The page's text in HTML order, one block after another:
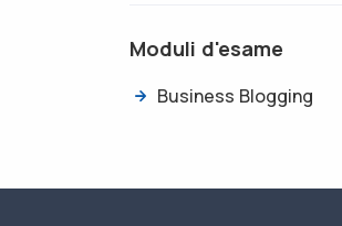
Moduli d'esame
Business Blogging